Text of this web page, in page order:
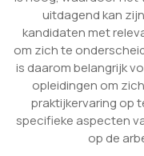
uitdagend kan
kandidaten met
om zich te
is daarom belangrijk
opleidingen om
praktijkervaring op
specifieke aspecten
op de